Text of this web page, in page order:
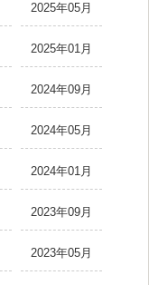
2025年05月
2025年01月
2024年09月
2024年05月
2024年01月
2023年09月
2023年05月